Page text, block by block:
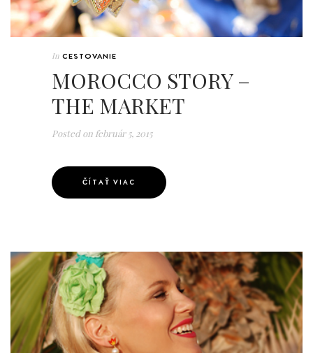
In CESTOVANIE
MOROCCO STORY –
THE MARKET
Posted on február 5, 2015
ČÍTAŤ VIAC